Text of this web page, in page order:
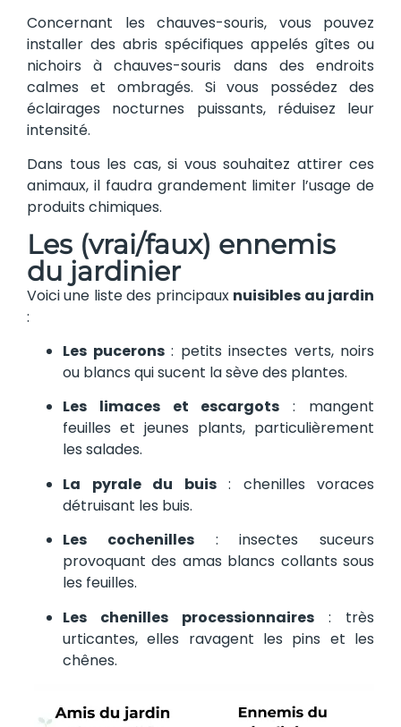
Concernant les chauves-souris, vous pouvez
installer des abris spécifiques appelés gîtes ou
nichoirs à chauves-souris dans des endroits
calmes et ombragés. Si vous possédez des
éclairages nocturnes puissants, réduisez leur
intensité.
Dans tous les cas, si vous souhaitez attirer ces
animaux, il faudra grandement limiter l’usage de
produits chimiques.
Les (vrai/faux) ennemis
du jardinier
Voici une liste des principaux nuisibles au jardin
:
Les pucerons: petits insectes verts, noirs
ou blancs qui sucent la sève des plantes.
Les limaces et escargots : mangent
feuilles et jeunes plants, particulièrement
les salades.
La pyrale du buis: chenilles voraces
détruisant les buis.
Les cochenilles: insectes suceurs
provoquant des amas blancs collants sous
les feuilles.
Les chenilles processionnaires : très
urticantes, elles ravagent les pins et les
chênes.